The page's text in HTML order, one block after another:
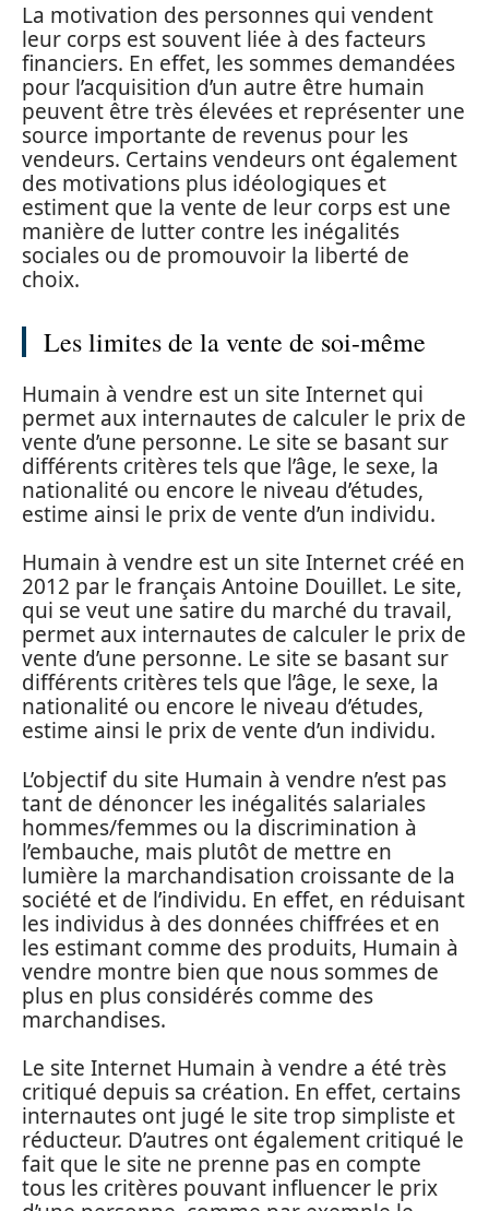
La motivation des personnes qui vendent
leur corps est souvent liée à des facteurs
financiers. En effet, les sommes demandées
pour l’acquisition d’un autre être humain
peuvent être très élevées et représenter une
source importante de revenus pour les
vendeurs. Certains vendeurs ont également
des motivations plus idéologiques et
estiment que la vente de leur corps est une
manière de lutter contre les inégalités
sociales ou de promouvoir la liberté de
choix.
Les limites de la vente de soi-même
Humain à vendre est un site Internet qui
permet aux internautes de calculer le prix de
vente d’une personne. Le site se basant sur
différents critères tels que l’âge, le sexe, la
nationalité ou encore le niveau d’études,
estime ainsi le prix de vente d’un individu.
Humain à vendre est un site Internet créé en
2012 par le français Antoine Douillet. Le site,
qui se veut une satire du marché du travail,
permet aux internautes de calculer le prix de
vente d’une personne. Le site se basant sur
différents critères tels que l’âge, le sexe, la
nationalité ou encore le niveau d’études,
estime ainsi le prix de vente d’un individu.
L’objectif du site Humain à vendre n’est pas
tant de dénoncer les inégalités salariales
hommes/femmes ou la discrimination à
l’embauche, mais plutôt de mettre en
lumière la marchandisation croissante de la
société et de l’individu. En effet, en réduisant
les individus à des données chiffrées et en
les estimant comme des produits, Humain à
vendre montre bien que nous sommes de
plus en plus considérés comme des
marchandises.
Le site Internet Humain à vendre a été très
critiqué depuis sa création. En effet, certains
internautes ont jugé le site trop simpliste et
réducteur. D’autres ont également critiqué le
fait que le site ne prenne pas en compte
tous les critères pouvant influencer le prix